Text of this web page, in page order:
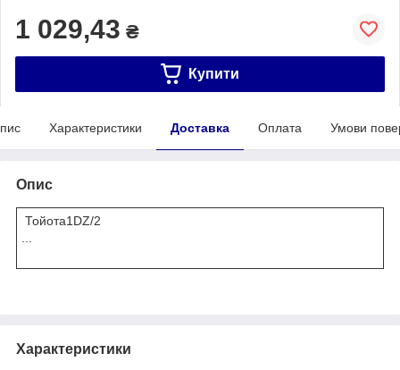
1 029,43 ₴
Купити
Характеристики Доставка Оплата Умови
Опис
Тойота1DZ/2
Характеристики